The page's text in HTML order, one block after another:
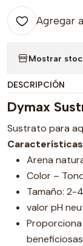
Agregar
Mostrar
DESCRIPCIÓN
Dymax
Sustrato para
Arena
Color –
Tamaño: 2-
valor pH